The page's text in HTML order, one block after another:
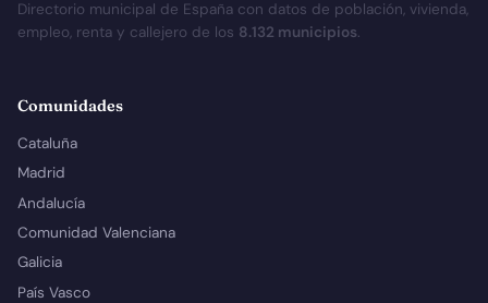
Directorio municipal de España con datos de población, vivienda,
empleo, renta y callejero de los 8.132 municipios.
Comunidades
Cataluña
Madrid
Andalucía
Comunidad Valenciana
Galicia
País Vasco